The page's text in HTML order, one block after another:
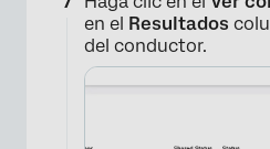
en el Resultados
del conductor.